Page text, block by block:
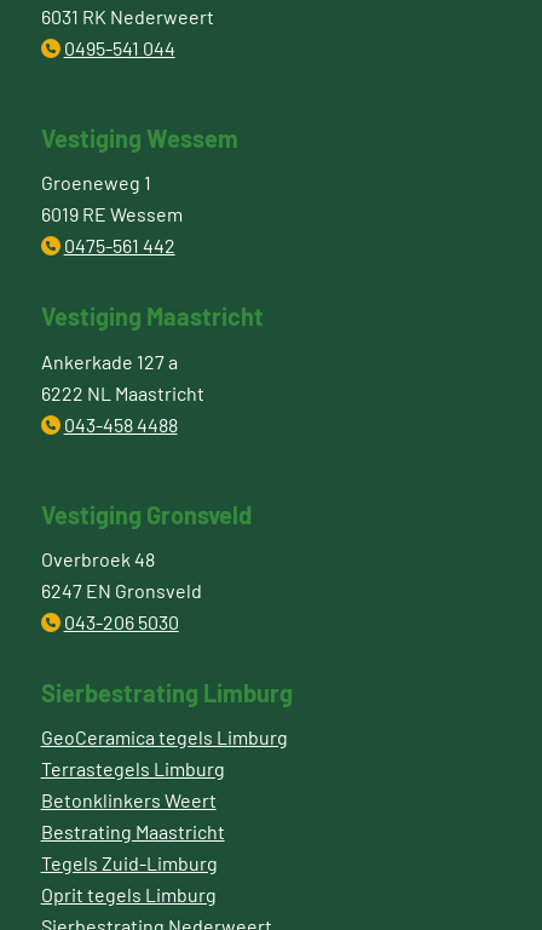
6031 RK Nederweert
0495-541 044
Vestiging Wessem
Groeneweg 1
6019 RE Wessem
0475-561 442
Vestiging Maastricht
Ankerkade 127 a
6222 NL Maastricht
043-458 4488
Vestiging Gronsveld
Overbroek 48
6247 EN Gronsveld
043-206 5030
Sierbestrating Limburg
GeoCeramica tegels Limburg
Terrastegels Limburg
Betonklinkers Weert
Bestrating Maastricht
Tegels Zuid-Limburg
Oprit tegels Limburg